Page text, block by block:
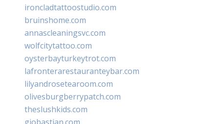
ironcladtattoostudio.com
bruinshome.com
annascleaningsvc.com
wolfcitytattoo.com
oysterbayturkeytrot.com
lafronterarestauranteybar.com
lilyandrosetearoom.com
olivesburgberrypatch.com
theslushkids.com